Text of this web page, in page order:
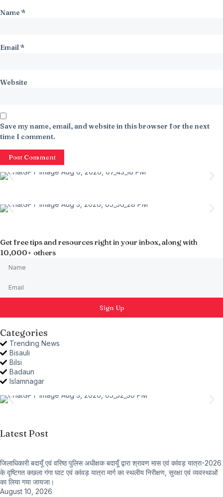
Name*
Email*
Website
Save my name, email, and website in this browser for the next
time I comment.
Get free tips and resources right in your inbox, along with
10,000+ others
Sign Up
Categories
Trending News
Bisauli
Bilsi
Badaun
Islamnagar
Latest Post
जिलाधिकारी बदायूँ एवं वरिष्ठ पुलिस अधीक्षक बदायूँ द्वारा श्रावण मास एवं कांवड़ यात्रा-2026
के दृष्टिगत कछला गंगा घाट एवं कांवड़ यात्रा मार्ग का स्थलीय निरीक्षण, सुरक्षा एवं व्यवस्थाओं
का लिया गया जायजा।
August 10, 2026